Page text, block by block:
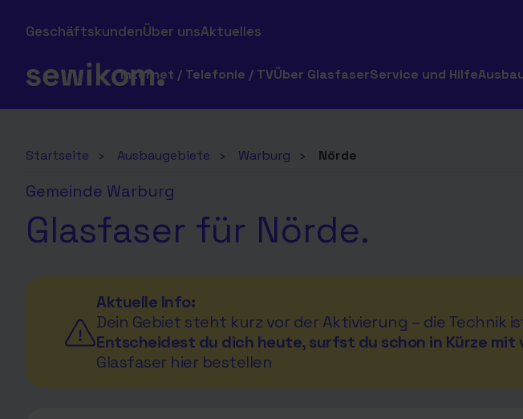
GeschäftskundenÜber unsAktuelles
Internet / Telefonie / TVÜber GlasfaserService und Hilfe
Startseite › Ausbaugebiete › Warburg › Nörde
Gemeinde Warburg
Glasfaser für Nörde.
Aktuelle Info:
Dein Gebiet steht kurz vor der Aktivierung – die Technik
Entscheidest du dich heute, surfst du schon in Kürze mit
Glasfaser hier bestellen